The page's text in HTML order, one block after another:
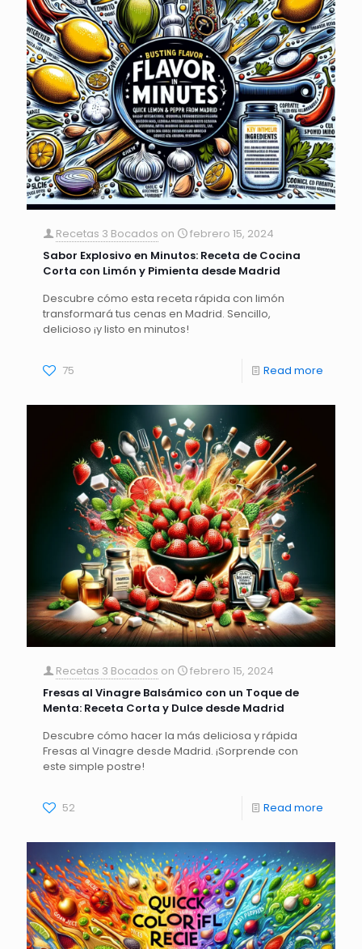
Recetas 3 Bocados on
febrero 15, 2024
Sabor Explosivo en Minutos: Receta de Cocina
Corta con Limón y Pimienta desde Madrid
Descubre cómo esta receta rápida con limón
transformará tus cenas en Madrid. Sencillo,
delicioso ¡y listo en minutos!
75 Read more
Recetas 3 Bocados on
febrero 15, 2024
Fresas al Vinagre Balsámico con un Toque de
Menta: Receta Corta y Dulce desde Madrid
Descubre cómo hacer la más deliciosa y rápida
Fresas al Vinagre desde Madrid. ¡Sorprende con
este simple postre!
52 Read more